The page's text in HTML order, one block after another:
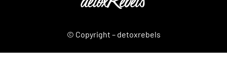
© Copyright – detoxrebels